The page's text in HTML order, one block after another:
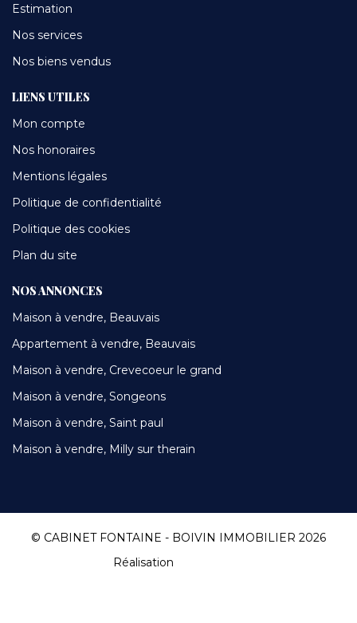
Estimation
Nos services
Nos biens vendus
LIENS UTILES
Mon compte
Nos honoraires
Mentions légales
Politique de confidentialité
Politique des cookies
Plan du site
NOS ANNONCES
Maison à vendre, Beauvais
Appartement à vendre, Beauvais
Maison à vendre, Crevecoeur le grand
Maison à vendre, Songeons
Maison à vendre, Saint paul
Maison à vendre, Milly sur therain
© CABINET FONTAINE - BOIVIN IMMOBILIER 2026
Réalisation